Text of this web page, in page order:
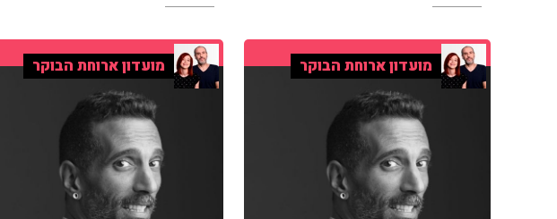
מועדון ארוחת הבוקר מועדון ארוחת הבוקר